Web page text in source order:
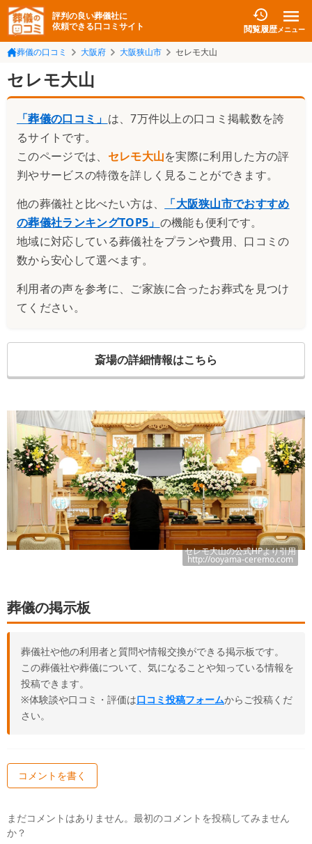
評判の良い葬儀社に
依頼できる口コミサイト
閲覧履歴メニュー
葬儀の口コミ 大阪府 大阪狭山市 セレモ大山
セレモ大山
「葬儀の口コミ」 は、7万件以上の口コミ掲載数を誇
るサイトです。
このページでは、 セレモ大山を実際に利用した方の評
判やサービスの特徴を詳しく見ることができます。
他の葬儀社と比べたい方は、
「大阪狭山市でおすすめ
の葬儀社ランキングTOP5 」 の機能も便利です。
地域に対応している葬儀社をプランや費用、口コミの
数から安心して選べます。
利用者の声を参考に、ご家族に合ったお葬式を見つけ
てください。
斎場の詳細情報はこちら
セレモ大山の公式HPより引用
http://ooyama-ceremo.com
葬儀の掲示板
葬儀社や他の利用者と質問や情報交換ができる掲示板です。
この葬儀社や葬儀について、気になることや知っている情報を
投稿できます。
※体験談や口コミ・評価は口コミ投稿フォームからご投稿くだ
さい。
コメントを書く
まだコメントはありません。最初のコメントを投稿してみません
か？